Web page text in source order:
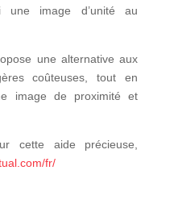
une image d’unité au
une alternative aux
coûteuses, tout en
image de proximité et
cette aide précieuse,
fr/